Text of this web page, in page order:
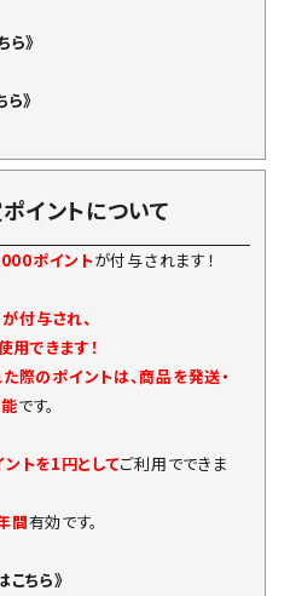
》
》
イントについて
ポイントが付与されます！
与され、
できます！
際のポイントは、商品を発送・
です。
トを1円としてご利用でできま
間有効です。
ちら》